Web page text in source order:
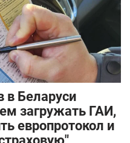
в Беларуси
загружать ГАИ,
европротокол и